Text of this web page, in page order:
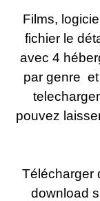
Films,
fichier le
avec 4
par genre
pouvez
Télécharger
download